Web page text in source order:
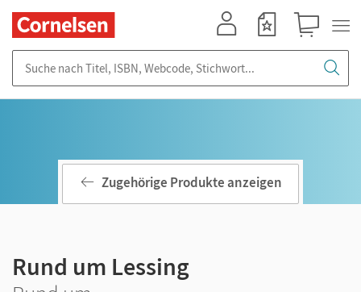
Zugehörige Produkte anzeigen
Rund um Lessing